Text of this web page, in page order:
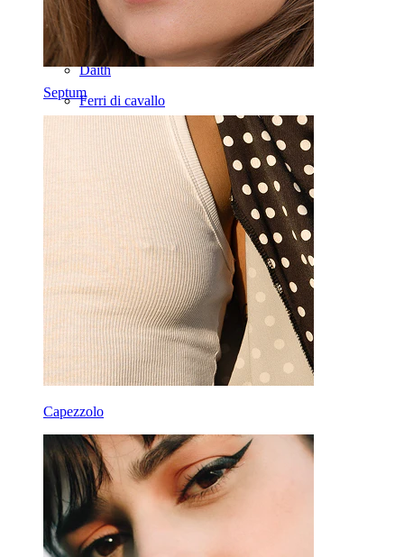
Septum
Capezzolo
Barbell
Daith
Ferri di cavallo
Cerchi
Attrezzi
Banane
Titanio